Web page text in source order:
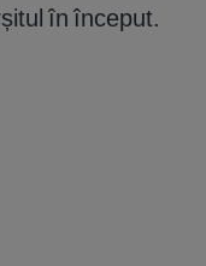
în început.